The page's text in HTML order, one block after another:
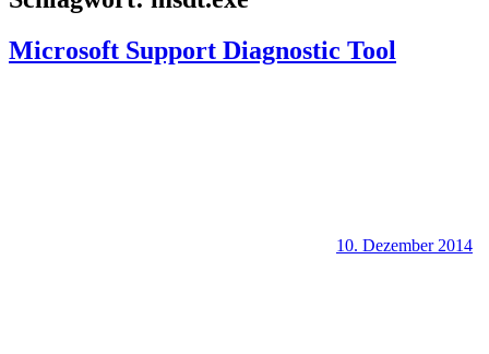
Microsoft Support Diagnostic Tool
10. Dezember 2014